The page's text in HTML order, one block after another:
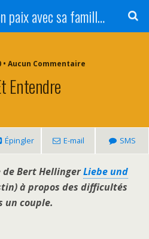
Comment être en paix avec sa famille ?
• Aucun Commentaire
Entendre
Épingler E-mail SMS
Bert HellingerLiebe und
à propos des difficultés
un couple.